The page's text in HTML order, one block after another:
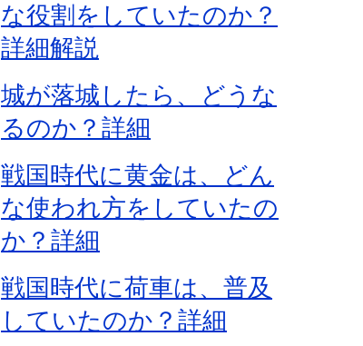
な役割をしていたのか？
詳細解説
城が落城したら、どうな
るのか？詳細
戦国時代に黄金は、どん
な使われ方をしていたの
か？詳細
戦国時代に荷車は、普及
していたのか？詳細